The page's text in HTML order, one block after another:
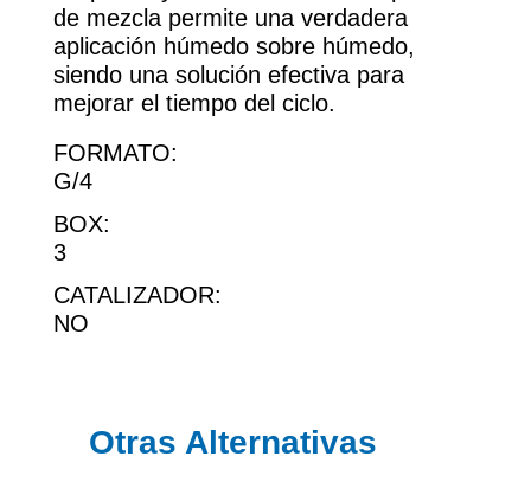
de mezcla permite una verdadera
aplicación húmedo sobre húmedo,
siendo una solución efectiva para
mejorar el tiempo del ciclo.
FORMATO:
G/4
BOX:
3
CATALIZADOR:
NO
Otras Alternativas